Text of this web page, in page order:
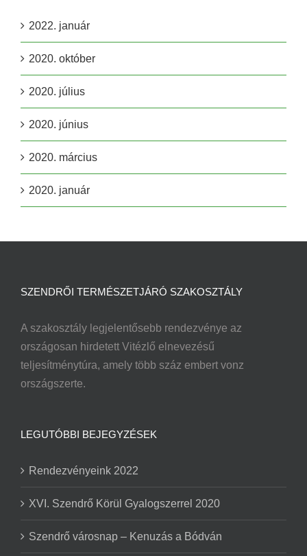
2022. január
2020. október
2020. július
2020. június
2020. március
2020. január
SZENDRŐI TERMÉSZETJÁRÓ SZAKOSZTÁLY
A szakosztály legjelentősebb rendezvénye az
országosan hirdetett Vitézlő elnevezésű
teljesítménytúra, amely több száz embert vonz
országszerte.
LEGUTÓBBI BEJEGYZÉSEK
Rendezvényeink 2022
XVI. Szendrő Körül Gyalogszerrel 2020
Szendrő városnap – Kenuzás a Bódván